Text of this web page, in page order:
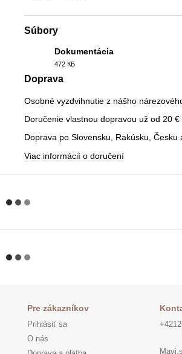
Súbory
Dokumentácia
472 КБ
Doprava
Osobné vyzdvihnutie z nášho
Doručenie vlastnou dopravou už od 20 €
Doprava po Slovensku, Rakúsku,
Viac informácií o doručení
Pre zákazníkov
Prihlásiť sa
O nás